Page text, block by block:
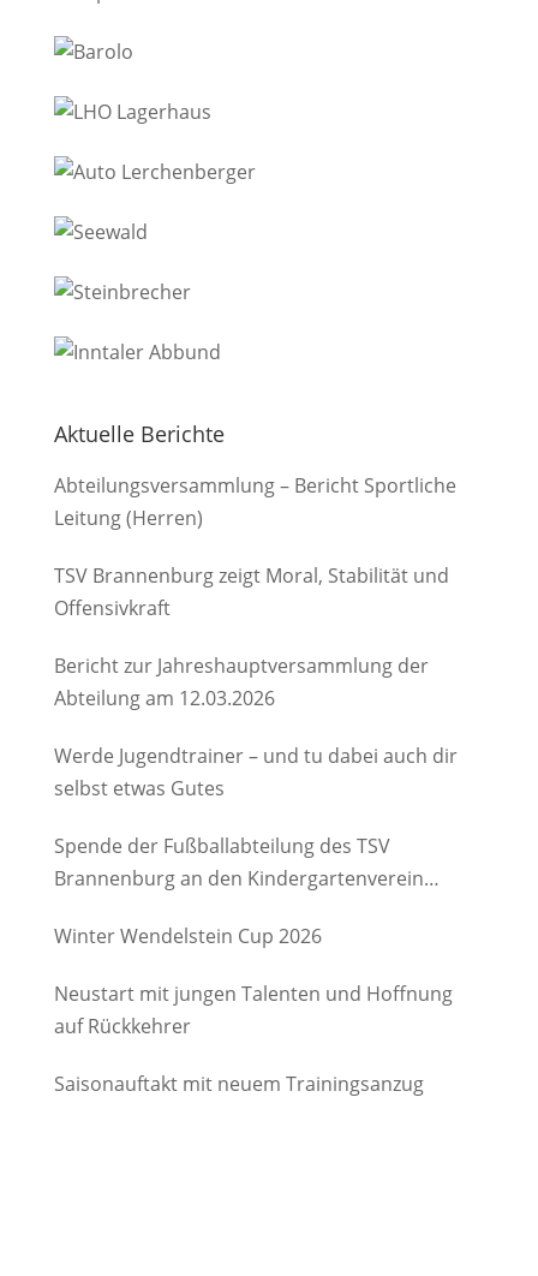
Aktuelle Berichte
Abteilungsversammlung – Bericht Sportliche
Leitung (Herren)
TSV Brannenburg zeigt Moral, Stabilität und
Offensivkraft
Bericht zur Jahreshauptversammlung der
Abteilung am 12.03.2026
Werde Jugendtrainer – und tu dabei auch dir
selbst etwas Gutes
Spende der Fußballabteilung des TSV
Brannenburg an den Kindergartenverein
Winter Wendelstein Cup 2026
Neustart mit jungen Talenten und Hoffnung
auf Rückkehrer
Saisonauftakt mit neuem Trainingsanzug